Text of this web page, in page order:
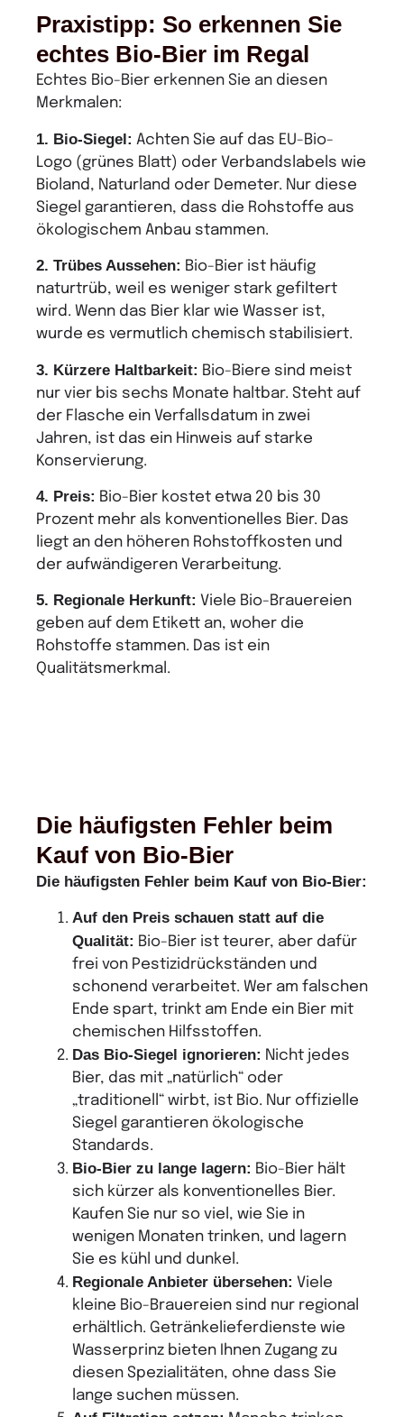
Praxistipp: So erkennen Sie
echtes Bio-Bier im Regal
Echtes Bio-Bier erkennen Sie an diesen
Merkmalen:
1. Bio-Siegel: Achten Sie auf das EU-Bio-
Logo (grünes Blatt) oder Verbandslabels wie
Bioland, Naturland oder Demeter. Nur diese
Siegel garantieren, dass die Rohstoffe aus
ökologischem Anbau stammen.
2. Trübes Aussehen: Bio-Bier ist häufig
naturtrüb, weil es weniger stark gefiltert
wird. Wenn das Bier klar wie Wasser ist,
wurde es vermutlich chemisch stabilisiert.
3. Kürzere Haltbarkeit: Bio-Biere sind meist
nur vier bis sechs Monate haltbar. Steht auf
der Flasche ein Verfallsdatum in zwei
Jahren, ist das ein Hinweis auf starke
Konservierung.
4. Preis: Bio-Bier kostet etwa 20 bis 30
Prozent mehr als konventionelles Bier. Das
liegt an den höheren Rohstoffkosten und
der aufwändigeren Verarbeitung.
5. Regionale Herkunft: Viele Bio-Brauereien
geben auf dem Etikett an, woher die
Rohstoffe stammen. Das ist ein
Qualitätsmerkmal.
Die häufigsten Fehler beim
Kauf von Bio-Bier
Die häufigsten Fehler beim Kauf von Bio-Bier:
Auf den Preis schauen statt auf die
Qualität: Bio-Bier ist teurer, aber dafür
frei von Pestizidrückständen und
schonend verarbeitet. Wer am falschen
Ende spart, trinkt am Ende ein Bier mit
chemischen Hilfsstoffen.
Das Bio-Siegel ignorieren: Nicht jedes
Bier, das mit „natürlich“ oder
„traditionell“ wirbt, ist Bio. Nur offizielle
Siegel garantieren ökologische
Standards.
Bio-Bier zu lange lagern: Bio-Bier hält
sich kürzer als konventionelles Bier.
Kaufen Sie nur so viel, wie Sie in
wenigen Monaten trinken, und lagern
Sie es kühl und dunkel.
Regionale Anbieter übersehen: Viele
kleine Bio-Brauereien sind nur regional
erhältlich. Getränkelieferdienste wie
Wasserprinz bieten Ihnen Zugang zu
diesen Spezialitäten, ohne dass Sie
lange suchen müssen.